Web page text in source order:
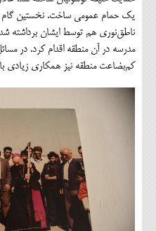
یک حمام عمومی ساخت. نخستین گام
ناطق‌نوری هم توسط ایشان برداشته
مدرسه در آن منطقه اقدام کرد. در
کم‌بضاعت منطقه نیز همکاری زیادی